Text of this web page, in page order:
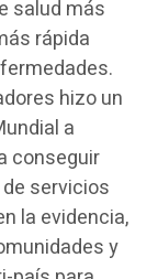
salud más
rápida
hizo un
a
conseguir
servicios
la evidencia,
y